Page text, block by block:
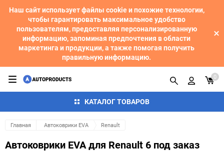
Наш сайт использует файлы cookie и похожие технологии,
чтобы гарантировать максимальное удобство
пользователям, предоставляя персонализированную
информацию, запоминая предпочтения в области
маркетинга и продукции, а также помогая получить
правильную информацию.
КАТАЛОГ ТОВАРОВ
0
Главная Автоковрики EVA Renault
Автоковрики EVA для Renault 6 под заказ